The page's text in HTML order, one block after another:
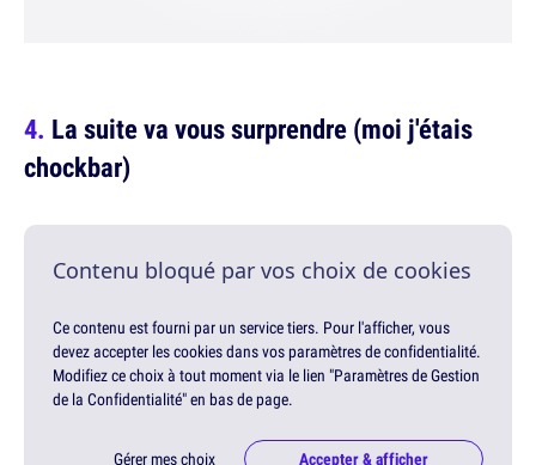
La suite va vous surprendre (moi j'étais
chockbar)
Contenu bloqué par vos choix de cookies
Ce contenu est fourni par un service tiers. Pour l'afficher, vous
devez accepter les cookies dans vos paramètres de confidentialité.
Modifiez ce choix à tout moment via le lien "Paramètres de Gestion
de la Confidentialité" en bas de page.
Gérer mes choix Accepter & afficher